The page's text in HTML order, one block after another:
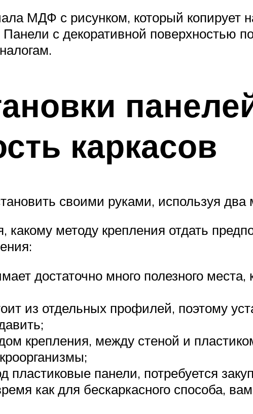
МДФ с рисунком, который копирует
с декоративной поверхностью
каркасов
своими руками, используя два
какому методу крепления отдать
достаточно много полезного
из отдельных профилей, поэтому
крепления, между стеной и
пластиковые панели, потребуется
как для бескаркасного способа,